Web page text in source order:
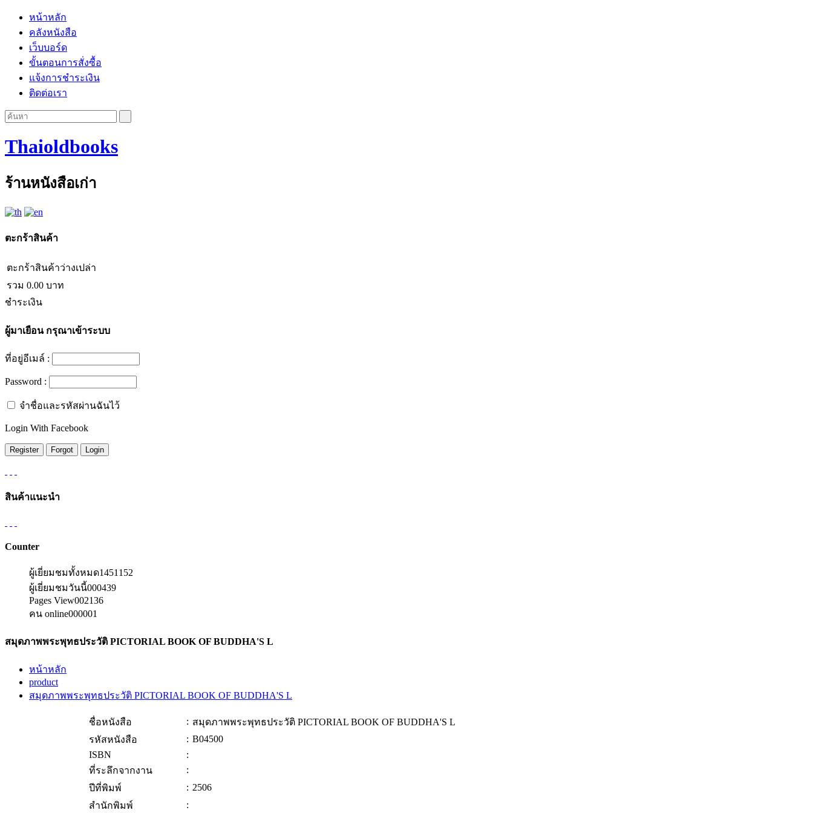
หน้าหลัก
คลังหนังสือ
เว็บบอร์ด
ขั้นตอนการสั่งซื้อ
แจ้งการชำระเงิน
ติดต่อเรา
Thaioldbooks
ร้านหนังสือเก่า
ตะกร้าสินค้า
ตะกร้าสินค้าว่างเปล่า
รวม 0.00 บาท
ชำระเงิน
ผู้มาเยือนกรุณาเข้าระบบ
ที่อยู่อีเมล์ :
Password :
จำชื่อและรหัสผ่านฉันไว้
Login With Facebook
สินค้าแนะนำ
Counter
ผู้เยี่ยมชมทั้งหมด1451152
ผู้เยี่ยมชมวันนี้000439
Pages View002136
คน online000001
สมุดภาพพระพุทธประวัติ PICTORIAL BOOK OF BUDDHA'S L
หน้าหลัก
product
สมุดภาพพระพุทธประวัติ PICTORIAL BOOK OF BUDDHA'S L
ชื่อหนังสือ : สมุดภาพพระพุทธประวัติ PICTORIAL BOOK OF BUDDHA'S L
รหัสหนังสือ
: B04500
ISBN
:
ที่ระลึกจากงาน
:
ปีที่พิมพ์
: 2506
สำนักพิมพ์
: